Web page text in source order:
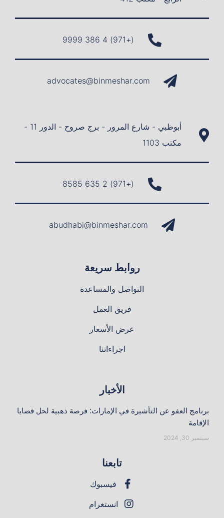
(+971) 4 386 9999
advocates@binmeshar.com
أبوظبي - شارع المرور - برج صروح - الدور 11 -
مكتب 1103
(+971) 2 635 8585
abudhabi@binmeshar.com
روابط سريعة
التواصل والمساعدة
فريق العمل
عرض الأسعار
اجراءاتنا
الأخبار
برنامج العفو عن التأشيرة في الإمارات: فرصة ذهبية لحل قضايا
الإقامة
سبتمبر 30, 2024
تابعنا
فيسبوك
انستغرام